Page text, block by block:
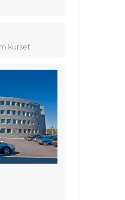
kurset